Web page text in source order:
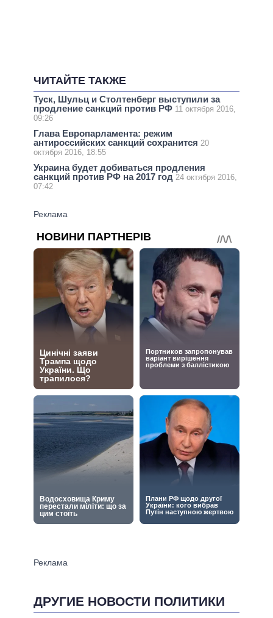
ЧИТАЙТЕ ТАКЖЕ
Туск, Шульц и Столтенберг выступили за
продление санкций против РФ 11 октября 2016,
09:26
Глава Европарламента: режим
антироссийских санкций сохранится 20
октября 2016, 18:55
Украина будет добиваться продления
санкций против РФ на 2017 год 24 октября 2016,
07:42
ДРУГИЕ НОВОСТИ ПОЛИТИКИ